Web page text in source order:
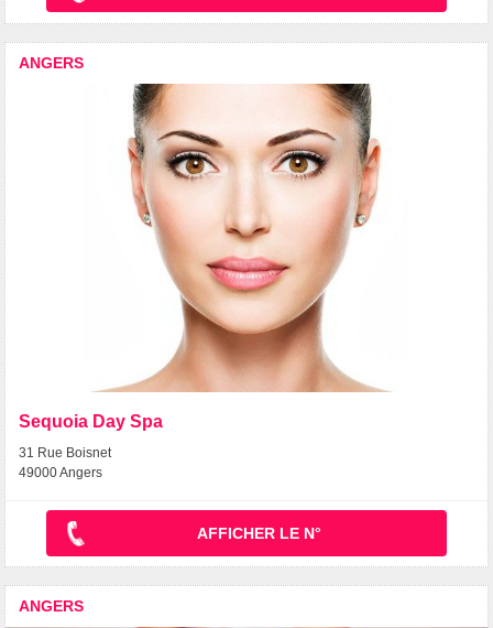
ANGERS
Sequoia Day Spa
31 Rue Boisnet
49000 Angers
AFFICHER LE N°
ANGERS